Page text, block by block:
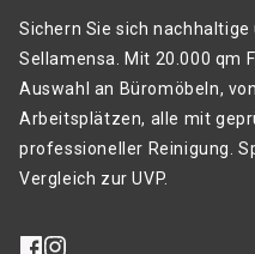
Sichern Sie sich
Sellamensa. Mit 20.000 qm
Auswahl an Büromöbeln,
Arbeitsplätzen, alle mit
professioneller Reinigung.
Vergleich zur UVP.